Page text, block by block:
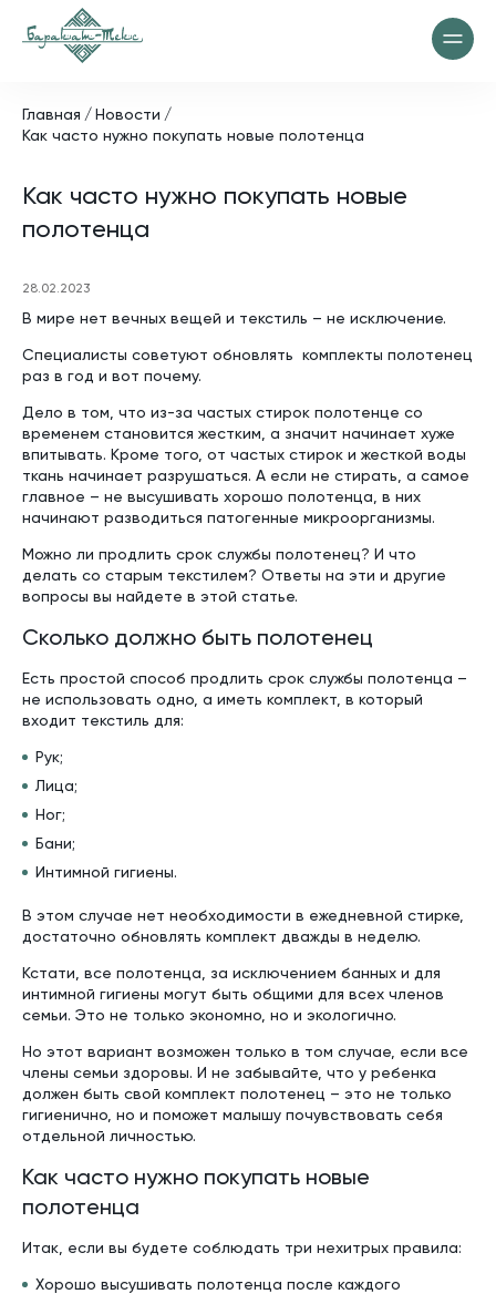
Главная
Новости
Как часто нужно покупать новые полотенца
Как часто нужно покупать новые
полотенца
28.02.2023
В мире нет вечных вещей и текстиль – не исключение.
Специалисты советуют обновлять комплекты полотенец
раз в год и вот почему.
Дело в том, что из-за частых стирок полотенце со
временем становится жестким, а значит начинает хуже
впитывать. Кроме того, от частых стирок и жесткой воды
ткань начинает разрушаться. А если не стирать, а самое
главное – не высушивать хорошо полотенца, в них
начинают разводиться патогенные микроорганизмы.
Можно ли продлить срок службы полотенец? И что
делать со старым текстилем? Ответы на эти и другие
вопросы вы найдете в этой статье.
Сколько должно быть полотенец
Есть простой способ продлить срок службы полотенца –
не использовать одно, а иметь комплект, в который
входит текстиль для:
Рук;
Лица;
Ног;
Бани;
Интимной гигиены.
В этом случае нет необходимости в ежедневной стирке,
достаточно обновлять комплект дважды в неделю.
Кстати, все полотенца, за исключением банных и для
интимной гигиены могут быть общими для всех членов
семьи. Это не только экономно, но и экологично.
Но этот вариант возможен только в том случае, если все
члены семьи здоровы. И не забывайте, что у ребенка
должен быть свой комплект полотенец – это не только
гигиенично, но и поможет малышу почувствовать себя
отдельной личностью.
Как часто нужно покупать новые
полотенца
Итак, если вы будете соблюдать три нехитрых правила:
Хорошо высушивать полотенца после каждого